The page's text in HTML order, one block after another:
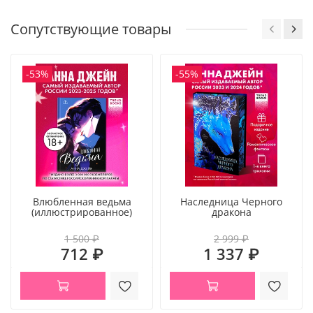
ностальгией и искренностью
От автора романов «Сердце лета»,«Холодный кофе,
Сопутствующие товары
-53%
Влюбленная ведьма
(иллюстрированное)
1 500 ₽
712 ₽
-55%
Наследница Черного
дракона
2 999 ₽
1 337 ₽